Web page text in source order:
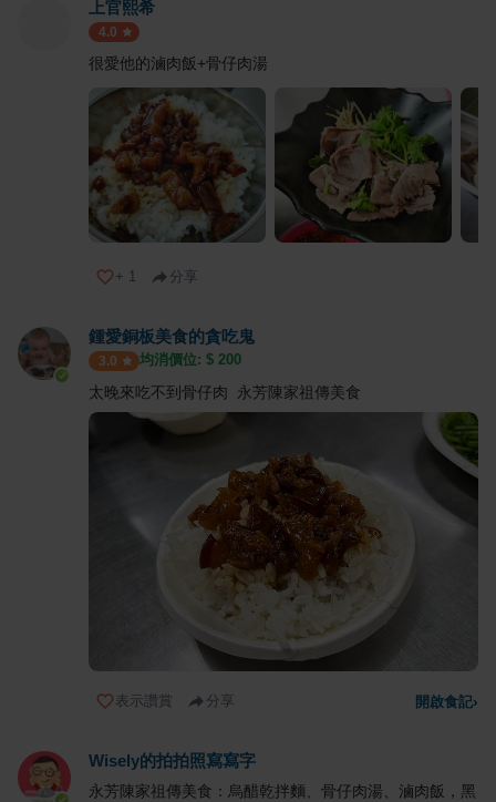
上官熙希
4.0
很愛他的滷肉飯+骨仔肉湯
+ 1 分享
鍾愛銅板美食的貪吃鬼
3.0 均消價位: $ 200
太晚來吃不到骨仔肉 永芳陳家祖傳美食
表示讚賞 分享 開啟食記›
Wisely的拍拍照寫寫字
永芳陳家祖傳美食：烏醋乾拌麵、骨仔肉湯、滷肉飯，黑